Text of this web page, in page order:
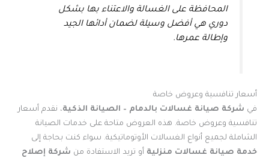
المحافظة على الغسالة والاعتناء بها بشكل
دوري هي أفضل وسيلة لضمان أدائها الجيد
وإطالة عمرها.
أسعار تنافسية وعروض خاصة
في شركة صيانة غسالات بالدمام – الصيانة الذكية، نقدم أسعار
تنافسية وعروض خاصة. هذه العروض متاحة على خدمات الصيانة
الشاملة لجميع أنواع الغسالات الأوتوماتيكية. سواء كنت بحاجة إلى
خدمة صيانة غسالات منزلية أو تريد الاستفادة من شركة إصلاح